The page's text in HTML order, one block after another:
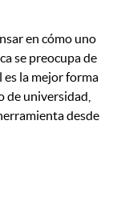
en cómo uno
se preocupa de
es la mejor forma
de universidad,
desde